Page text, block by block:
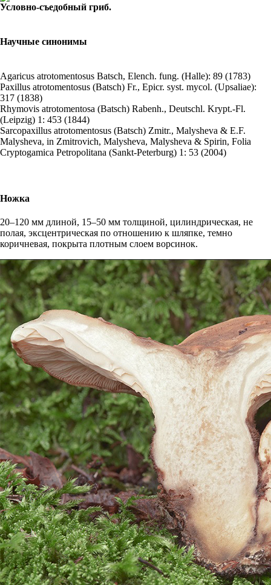
Условно-съедобный гриб.
Научные синонимы
Agaricus atrotomentosus Batsch, Elench. fung. (Halle): 89 (1783)
Paxillus atrotomentosus (Batsch) Fr., Epicr. syst. mycol. (Upsaliae):
317 (1838)
Rhymovis atrotomentosa (Batsch) Rabenh., Deutschl. Krypt.-Fl.
(Leipzig) 1: 453 (1844)
Sarcopaxillus atrotomentosus (Batsch) Zmitr., Malysheva & E.F.
Malysheva, in Zmitrovich, Malysheva, Malysheva & Spirin, Folia
Cryptogamica Petropolitana (Sankt-Peterburg) 1: 53 (2004)
Ножка
20–120 мм длиной, 15–50 мм толщиной, цилиндрическая, не
полая, эксцентрическая по отношению к шляпке, темно
коричневая, покрыта плотным слоем ворсинок.